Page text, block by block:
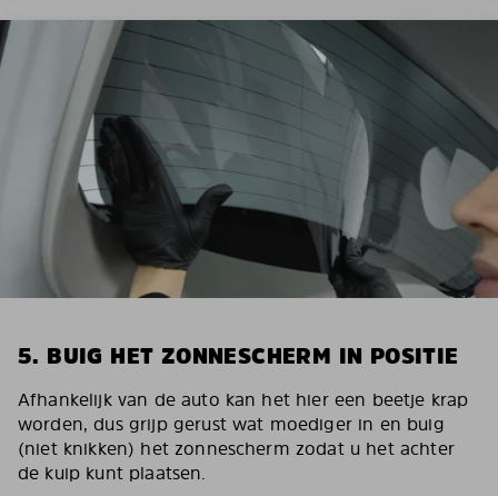
5. BUIG HET ZONNESCHERM IN POSITIE
Afhankelijk van de auto kan het hier een beetje krap
worden, dus grijp gerust wat moediger in en buig
(niet knikken) het zonnescherm zodat u het achter
de kuip kunt plaatsen.